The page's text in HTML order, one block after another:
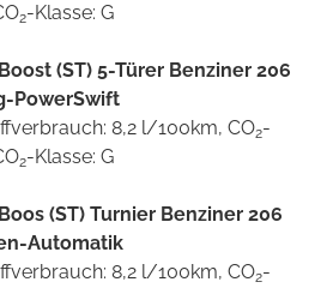
2-Klasse: G
(ST) 5-Türer Benziner 206
PowerSwift
8,2 l/100km, CO2-
2-Klasse: G
(ST) Turnier Benziner 206
Automatik
8,2 l/100km, CO2-